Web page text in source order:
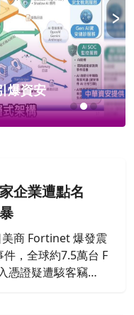
爆資安
企業遭點名
商 Fortinet 爆發震
，全球約7.5萬台 F
憑證疑遭駭客竊